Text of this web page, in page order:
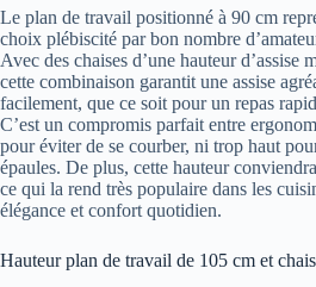
Le plan de travail positionné à 90 cm
choix plébiscité par bon nombre
Avec des chaises d’une hauteur d’assise
cette combinaison garantit une assise
facilement, que ce soit pour un repas
C’est un compromis parfait entre
pour éviter de se courber, ni trop haut
épaules. De plus, cette hauteur
ce qui la rend très populaire dans les
élégance et confort quotidien.
Hauteur plan de travail de 105 cm et